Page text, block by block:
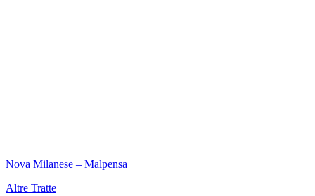
Nova Milanese – Malpensa
Altre Tratte